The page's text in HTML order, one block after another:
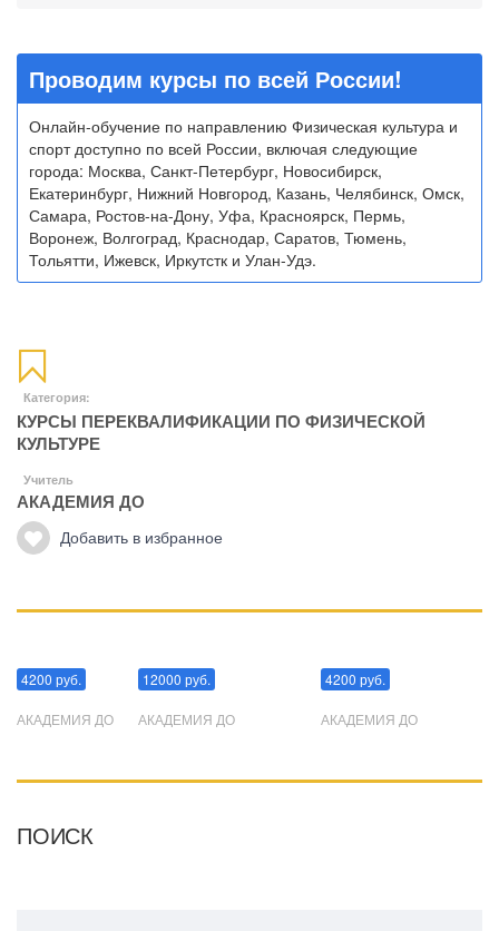
Проводим курсы по всей России!
Онлайн-обучение по направлению Физическая культура и
спорт доступно по всей России, включая следующие
города: Москва, Санкт-Петербург, Новосибирск,
Екатеринбург, Нижний Новгород, Казань, Челябинск, Омск,
Самара, Ростов-на-Дону, Уфа, Красноярск, Пермь,
Воронеж, Волгоград, Краснодар, Саратов, Тюмень,
Тольятти, Ижевск, Иркутстк и Улан-Удэ.
Категория:
КУРСЫ ПЕРЕКВАЛИФИКАЦИИ ПО ФИЗИЧЕСКОЙ
КУЛЬТУРЕ
Учитель
АКАДЕМИЯ ДО
Добавить в избранное
4200 руб.
АКАДЕМИЯ ДО
12000 руб.
АКАДЕМИЯ ДО
4200 руб.
АКАДЕМИЯ ДО
ПОИСК